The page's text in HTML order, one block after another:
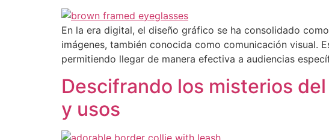
En la era digital, el diseño gráfico se ha consolidado
imágenes, también conocida como comunicación visual.
permitiendo llegar de manera efectiva a audiencias
Descifrando los misterios
y usos